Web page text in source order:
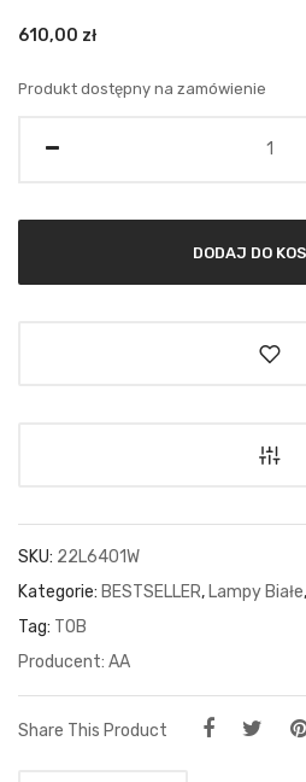
610,00 zł
Produkt dostępny na zamówienie
DODAJ DO
SKU: 22L6401W
Kategorie: BESTSELLER, Lampy Białe,
Tag: TOB
AA
Share This Product